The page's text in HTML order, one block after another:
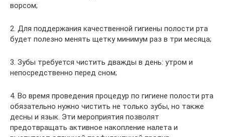
ворсом;
2. Для поддержания качественной гигиены полости рта
будет полезно менять щетку минимум раз в три месяца;
3. Зубы требуется чистить дважды в день: утром и
непосредственно перед сном;
4. Во время проведения процедур по гигиене полости рта
обязательно нужно чистить не только зубы, но также
десны и язык. Эти мероприятия позволят
предотвращать активное накопление налета и